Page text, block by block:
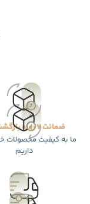
ضمانت 7 روزه بازگشت کالا
ما به کیفیت محصولات
داریم